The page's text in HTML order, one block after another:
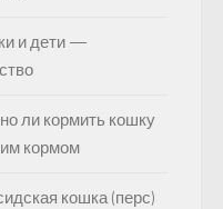
и дети —
ли кормить кошку
кормом
кошка (перс)